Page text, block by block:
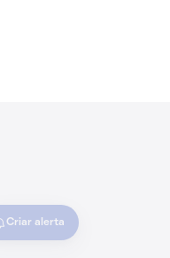
Criar alerta